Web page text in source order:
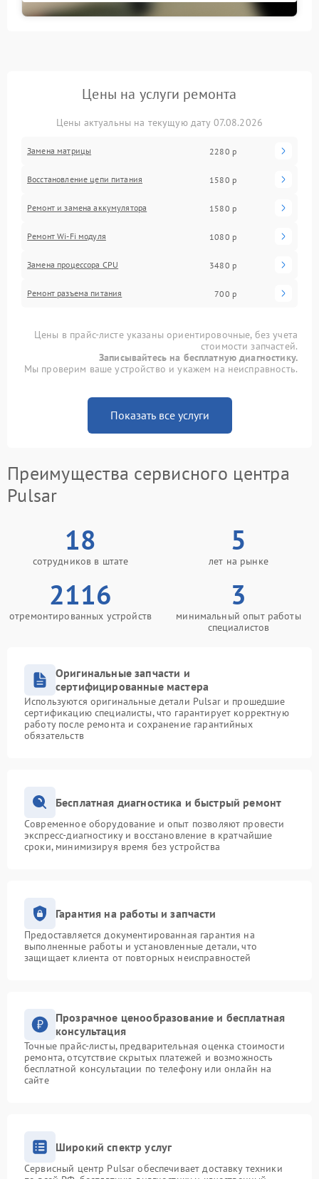
Цены на услуги ремонта
Цены актуальны на текущую дату 07.08.2026
Замена матрицы 2280 р
Восстановление цепи питания 1580 р
Ремонт и замена аккумулятора 1580 р
Ремонт Wi-Fi модуля 1080 р
Замена процессора CPU 3480 р
Ремонт разъема питания 700 р
Цены в прайс-листе указаны ориентировочные, без учета
стоимости запчастей.
Записывайтесь на бесплатную диагностику.
Мы проверим ваше устройство и укажем на неисправность.
Показать все услуги
Преимущества сервисного центра
Pulsar
18
сотрудников в штате
5
лет на рынке
2116
отремонтированных устройств
3
минимальный опыт работы
специалистов
Оригинальные запчасти и
сертифицированные мастера
Используются оригинальные детали Pulsar и прошедшие
сертификацию специалисты, что гарантирует корректную
работу после ремонта и сохранение гарантийных
обязательств
Бесплатная диагностика и быстрый ремонт
Современное оборудование и опыт позволяют провести
экспресс-диагностику и восстановление в кратчайшие
сроки, минимизируя время без устройства
Гарантия на работы и запчасти
Предоставляется документированная гарантия на
выполненные работы и установленные детали, что
защищает клиента от повторных неисправностей
Прозрачное ценообразование и бесплатная
консультация
Точные прайс-листы, предварительная оценка стоимости
ремонта, отсутствие скрытых платежей и возможность
бесплатной консультации по телефону или онлайн на
сайте
Широкий спектр услуг
Сервисный центр Pulsar обеспечивает доставку техники